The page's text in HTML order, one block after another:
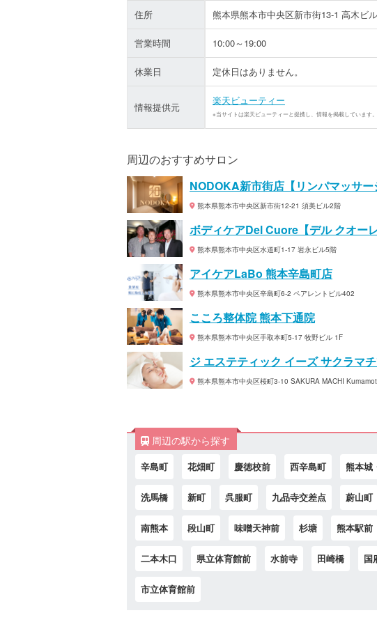
住所 熊本県熊本市中央区新市街13-1 高木ビ
営業時間 10:00～19:00
休業日 定休日はありません。
情報提供元
楽天ビューティー
※当サイトは楽天ビューティーと提携し、情報を掲載しています。
周辺のおすすめサロン
NODOKA新市街店【リンパマッサー
熊本県熊本市中央区新市街12-21 須美ビル2階
ボディケアDel Cuore【デル クオーレ
熊本県熊本市中央区水道町1-17 岩永ビル5階
アイケアLaBo 熊本辛島町店
熊本県熊本市中央区辛島町6-2 ペアレントビル402
こころ整体院 熊本下通院
熊本県熊本市中央区手取本町5-17 牧野ビル 1F
ジ エステティック イーズ サクラマ
熊本県熊本市中央区桜町3-10 SAKURA MACHI
周辺の駅から探す
辛島町 花畑町 慶徳校前 西辛島町 熊本城
洗馬橋 新町 呉服町 九品寺交差点 蔚山町
南熊本 段山町 味噌天神前 杉塘 熊本駅前
二本木口 県立体育館前 水前寺 田崎橋 国
市立体育館前